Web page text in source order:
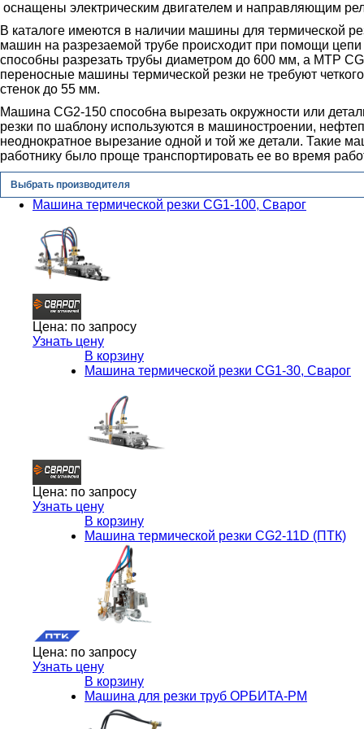
оснащены электрическим двигателем и направляющим
В каталоге имеются в наличии машины для термической
машин на разрезаемой трубе происходит при помощи
способны разрезать трубы диаметром до 600 мм, а МТР
переносные машины термической резки не требуют
стенок до 55 мм.
Машина CG2-150 способна вырезать окружности или
резки по шаблону используются в машиностроении,
неоднократное вырезание одной и той же детали. Такие
работнику было проще транспортировать ее во время
Выбрать производителя
Машина термической резки CG1-100, Сварог
Цена: по запросу
Узнать цену
В корзину
Машина термической резки CG1-30, Сварог
Цена: по запросу
Узнать цену
В корзину
Машина термической резки CG2-11D (ПТК)
Цена: по запросу
Узнать цену
В корзину
Машина для резки труб ОРБИТА-РМ